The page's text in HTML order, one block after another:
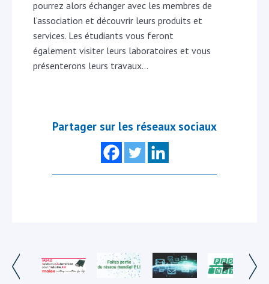
pourrez alors échanger avec les membres de
l’association et découvrir leurs produits et
services. Les étudiants vous feront
également visiter leurs laboratoires et vous
présenterons leurs travaux…
Partager sur les réseaux sociaux